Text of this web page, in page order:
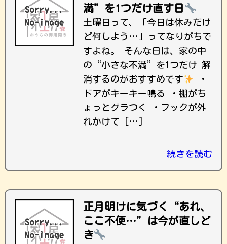
満”を1つだけ直す日
土曜日って、「今日は休みだけ
ど何しよう…」ってなりがちで
すよね。 そんな日は、家の中
の“小さな不満”を1つだけ 解
消するのがおすすめです
・
ドアがキーキー鳴る ・棚がち
ょっとグラつく ・フックが外
れかけて […]
続きを読む
正月明けに気づく“あれ、
ここ不便…”は今が直しど
き